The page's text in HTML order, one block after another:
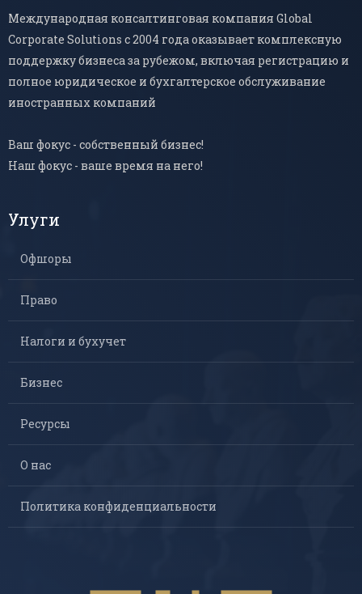
Международная консалтинговая компания Global
Corporate Solutions с 2004 года оказывает комплексную
поддержку бизнеса за рубежом, включая регистрацию и
полное юридическое и бухгалтерское обслуживание
иностранных компаний
Ваш фокус - собственный бизнес!
Наш фокус - ваше время на него!
Улуги
Офшоры
Право
Налоги и бухучет
Бизнес
Ресурсы
О нас
Политика конфиденциальности